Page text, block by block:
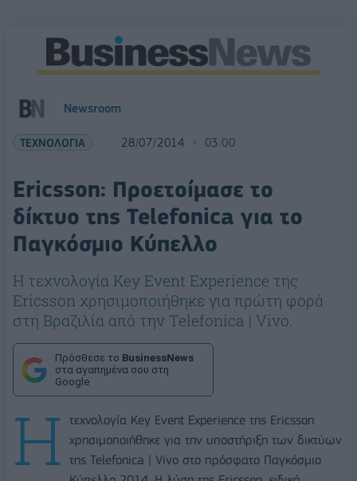
Newsroom
ΤΕΧΝΟΛΟΓΙΑ 28/07/2014 03:00
Ericsson: Προετοίμασε το
δίκτυο της Telefonica για το
Παγκόσμιο Κύπελλο
Η τεχνολογία Key Event Experience της
Ericsson χρησιμοποιήθηκε για πρώτη φορά
στη Βραζιλία από την Telefonica | Vivo.
Πρόσθεσε το BusinessNews
στα αγαπημένα σου στη
Google
Η τεχνολογία Key Event Experience της Ericsson
χρησιμοποιήθηκε για την υποστήριξη των δικτύων
της Telefonica | Vivo στο πρόσφατο Παγκόσμιο